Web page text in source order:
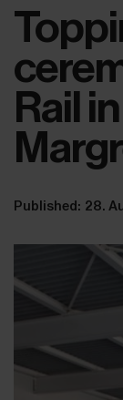
Rail
Published: 28.